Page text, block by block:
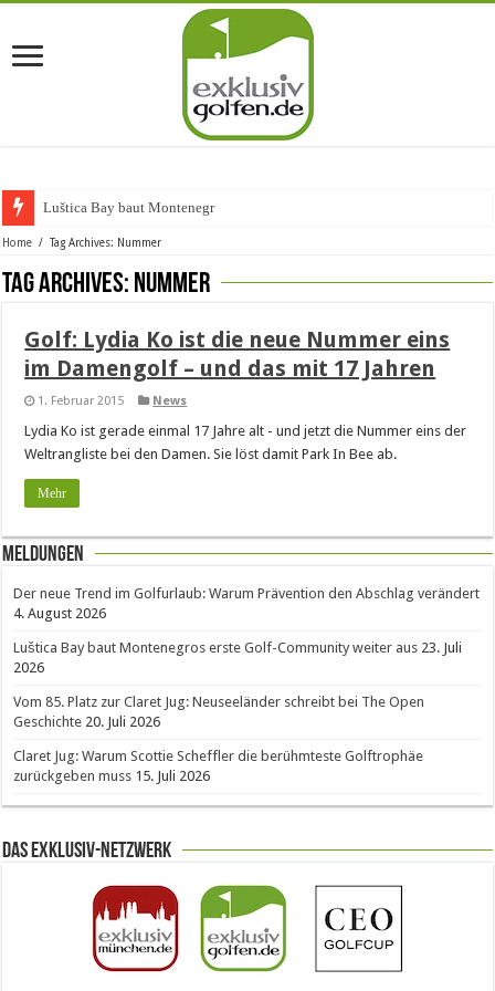
Luštica Bay baut Montenegros e
Home / Tag Archives: Nummer
Tag Archives: Nummer
Golf: Lydia Ko ist die neue Nummer eins
im Damengolf – und das mit 17 Jahren
1. Februar 2015 News
Lydia Ko ist gerade einmal 17 Jahre alt - und jetzt die Nummer eins der
Weltrangliste bei den Damen. Sie löst damit Park In Bee ab.
Mehr
Meldungen
Der neue Trend im Golfurlaub: Warum Prävention den Abschlag verändert
4. August 2026
Luštica Bay baut Montenegros erste Golf-Community weiter aus 23. Juli
2026
Vom 85. Platz zur Claret Jug: Neuseeländer schreibt bei The Open
Geschichte 20. Juli 2026
Claret Jug: Warum Scottie Scheffler die berühmteste Golftrophäe
zurückgeben muss 15. Juli 2026
Das Exklusiv-Netzwerk